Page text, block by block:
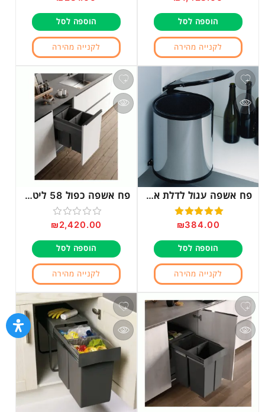
מתוך 5
הוספה לסל
לקנייה מהירה
0
הוספה לסל
לקנייה מהירה
פח אשפה עגול לדלת ארון מטבח דגם 274
דורג5.00
מתוך 5
₪384.00
הוספה לסל
לקנייה מהירה
פח אשפה כפול 58 ליטר דגם P580
דורג
0
5
₪2,420.00
הוספה לסל
לקנייה מהירה